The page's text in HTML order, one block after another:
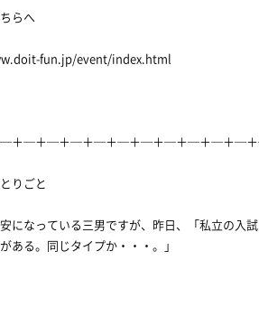
らへ
fun.jp/event/index.html
─＋─＋─＋─＋─＋─＋─＋─＋─＋─＋─
りごと
安になっている三男ですが、昨日、「私立の入
ある。同じタイプか・・・。」